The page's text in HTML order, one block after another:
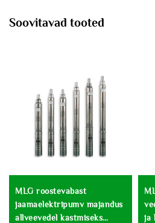
Soovitavad tooted
MLG roostevabast
jaamaelektripumv majandus
allveevedel kastmiseks
ja